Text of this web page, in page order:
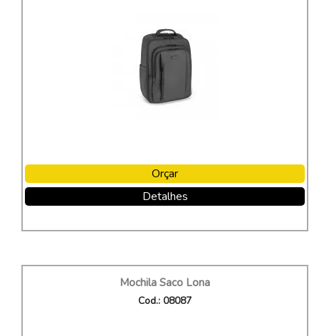
Orçar
Detalhes
Mochila Saco Lona
Cod.: 08087